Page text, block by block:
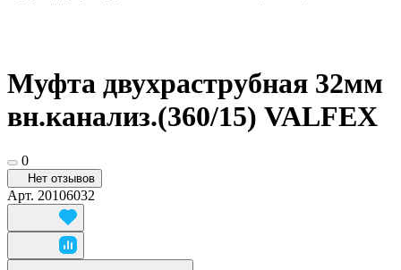
Муфта двухраструбная 32мм
вн.канализ.(360/15) VALFEX
0
Нет отзывов
Арт. 20106032